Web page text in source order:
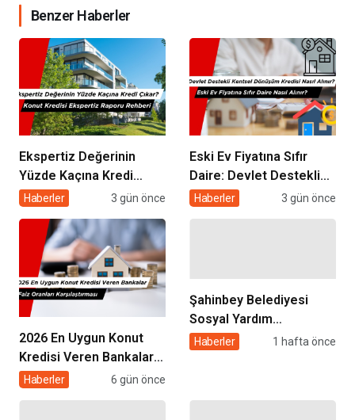
Benzer Haberler
Ekspertiz Değerinin
Yüzde Kaçına Kredi
Çıkar? Konut Kredisi
Rehberi
Haberler 3 gün önce
Eski Ev Fiyatına Sıfır
Daire: Devlet Destekli
Kentsel Dönüşüm
Haberler 3 gün önce
2026 En Uygun Konut
Kredisi Veren Bankalar
ve Faiz Oranları
Haberler 6 gün önce
Şahinbey Belediyesi
Sosyal Yardım
Başvurusu 2026: Kimler
Haberler 1 hafta önce